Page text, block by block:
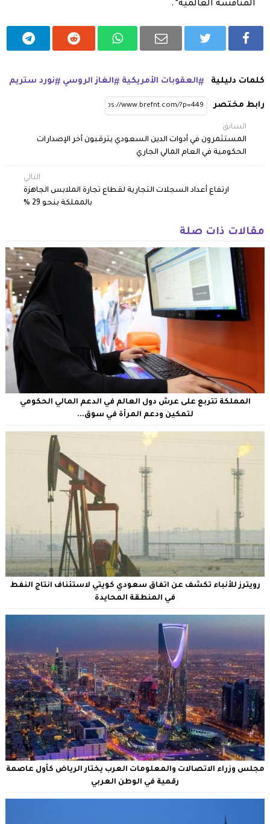
المنافسة العالمية”.
كلمات دليلية العقوبات الأمريكية الغاز الروسي نورد ستريم
رابط مختصر
السابق
المستثمرون في أدوات الدين السعودي يترقبون أخر الإصدارات
الحكومية في العام المالي الجاري
التالي
ارتفاع أعداد السجلات التجارية لقطاع تجارة الملابس الجاهزة
بالمملكة بنحو 29 %
مقالات ذات صلة
المملكة تتربع على عرش دول العالم في الدعم المالي الحكومي
لتمكين ودعم المرأة في سوق...
رويترز للأنباء تكشف عن اتفاق سعودي كويتي لاستئناف انتاج النفط
في المنطقة المحايدة
مجلس وزراء الاتصالات والمعلومات العرب يختار الرياض كأول عاصمة
رقمية في الوطن العربي